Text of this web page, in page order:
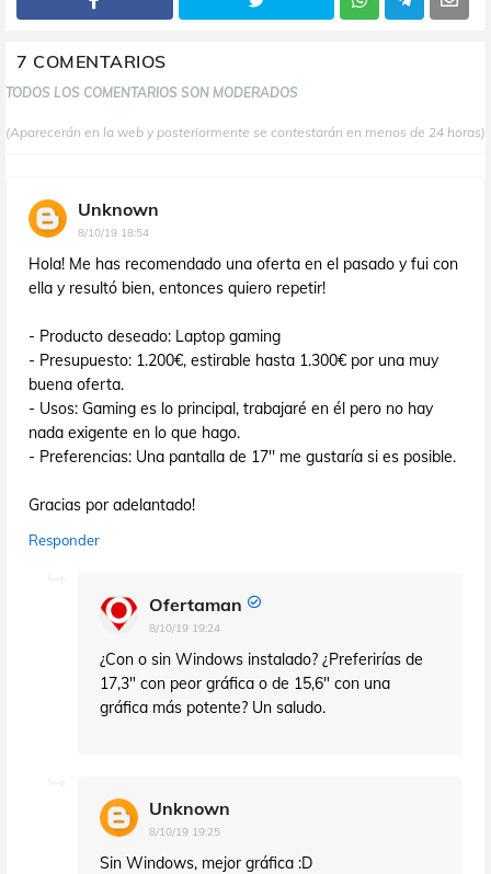
7 COMENTARIOS
TODOS LOS COMENTARIOS SON MODERADOS
(Aparecerán en la web y posteriormente se contestarán en menos de 24 horas)
Unknown
8/10/19 18:54
Hola! Me has recomendado una oferta en el pasado y fui con
ella y resultó bien, entonces quiero repetir!
- Producto deseado: Laptop gaming
- Presupuesto: 1.200€, estirable hasta 1.300€ por una muy
buena oferta.
- Usos: Gaming es lo principal, trabajaré en él pero no hay
nada exigente en lo que hago.
- Preferencias: Una pantalla de 17'' me gustaría si es posible.
Gracias por adelantado!
Responder
Ofertaman
8/10/19 19:24
¿Con o sin Windows instalado? ¿Preferirías de
17,3" con peor gráfica o de 15,6" con una
gráfica más potente? Un saludo.
Unknown
8/10/19 19:25
Sin Windows, mejor gráfica :D